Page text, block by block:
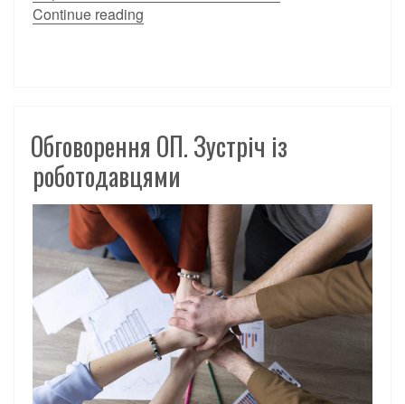
Continue reading
Обговорення ОП. Зустріч із
роботодавцями